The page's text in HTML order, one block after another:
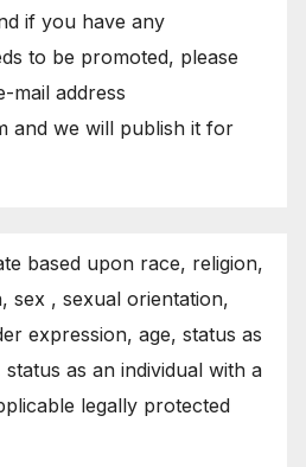
if you have any
to be promoted, please
mail address
and we will publish it for
based upon race, religion,
sex , sexual orientation,
expression, age, status as
as an individual with a
legally protected